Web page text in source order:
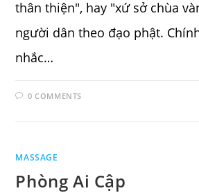
thân thiện", hay "xứ sở chùa
người dân theo đạo phật.
nhắc…
0 COMMENTS
MASSAGE
Phòng Ai Cập